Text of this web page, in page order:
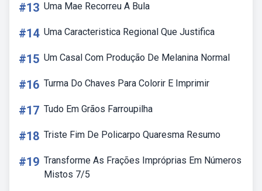
#13 Uma Mae Recorreu A Bula
#14 Uma Caracteristica Regional Que Justifica
#15 Um Casal Com Produção De Melanina Normal
#16 Turma Do Chaves Para Colorir E Imprimir
#17 Tudo Em Grãos Farroupilha
#18 Triste Fim De Policarpo Quaresma Resumo
#19 Transforme As Frações Impróprias Em Números
Mistos 7/5